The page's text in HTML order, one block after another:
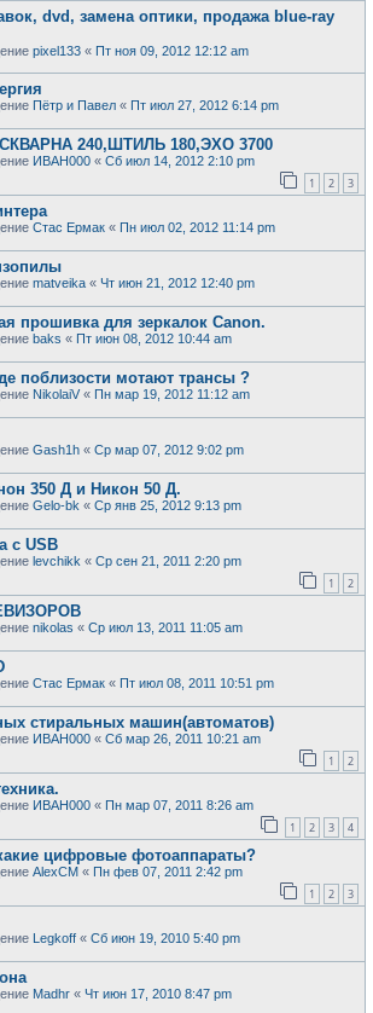
dvd, замена оптики, продажа blue-ray
pixel133 « Пт ноя 09, 2012 12:12 am
Пётр и Павел « Пт июл 27, 2012 6:14 pm
240,ШТИЛЬ 180,ЭХО 3700
ИВАН000 « Сб июл 14, 2012 2:10 pm
1 2 3
Стас Ермак « Пн июл 02, 2012 11:14 pm
matveika « Чт июн 21, 2012 12:40 pm
прошивка для зеркалок Canon.
baks « Пт июн 08, 2012 10:44 am
поблизости мотают трансы ?
NikolaiV « Пн мар 19, 2012 11:12 am
Gash1h « Ср мар 07, 2012 9:02 pm
350 Д и Никон 50 Д.
Gelo-bk « Ср янв 25, 2012 9:13 pm
с USB
levchikk « Ср сен 21, 2011 2:20 pm
1 2
nikolas « Ср июл 13, 2011 11:05 am
Стас Ермак « Пт июл 08, 2011 10:51 pm
стиральных машин(автоматов)
ИВАН000 « Сб мар 26, 2011 10:21 am
1 2
ИВАН000 « Пн мар 07, 2011 8:26 am
1 2 3 4
цифровые фотоаппараты?
AlexCM « Пн фев 07, 2011 2:42 pm
1 2 3
Legkoff « Сб июн 19, 2010 5:40 pm
Madhr « Чт июн 17, 2010 8:47 pm